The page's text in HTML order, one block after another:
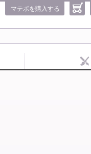
マテポを購入する